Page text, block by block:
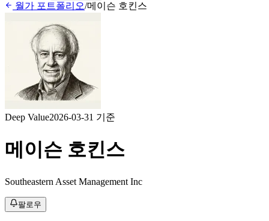
월가 포트폴리오/메이슨 호킨스
Deep Value2026-03-31 기준
메이슨 호킨스
Southeastern Asset Management Inc
팔로우